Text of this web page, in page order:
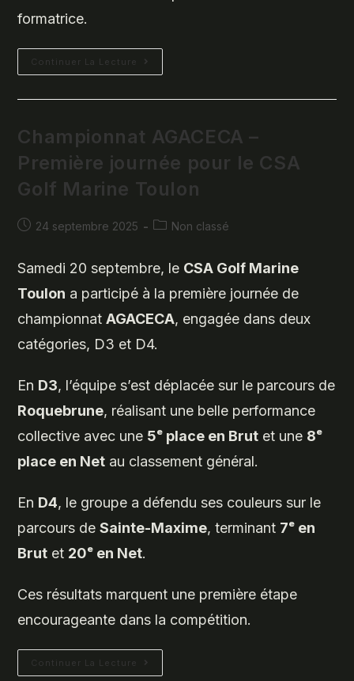
formatrice.
Continuer La Lecture
Formation
Golf
Au
Castellet
Championnat AGACECA –
Première journée pour le CSA
Golf Marine Toulon
Publication
24 septembre 2025
PostNon classé
Samedi 20 septembre, le CSA Golf Marine
Toulon a participé à la première journée de
championnatAGACECA, engagée dans deux
catégories, D3 et D4.
En D3, l’équipe s’est déplacée sur le parcours de
Roquebrune, réalisant une belle performance
collective avec une 5ᵉ place en Brut et une 8ᵉ
place en Net au classement général.
En D4, le groupe a défendu ses couleurs sur le
parcours deSainte-Maxime, terminant 7ᵉ en
Brut et 20ᵉ en Net.
Ces résultats marquent une première étape
encourageante dans la compétition.
Continuer La Lecture
Championnat
AGACECA